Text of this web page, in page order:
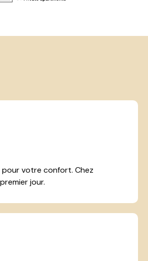
pour votre confort. Chez
jour.